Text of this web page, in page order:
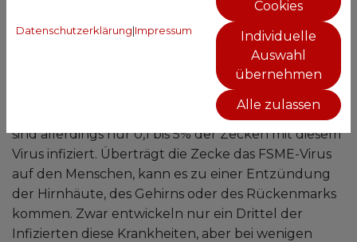
Informationen zu FSME
Eine der gefährlichen Krankheiten, die Zecken
übertragen können, ist die Frühsommer-
Meningoenzephalitis (FSME). Je nach Risikogebiet
sind allerdings nur 0,1 bis 5% der Zecken mit diesem
Virus infiziert. Überträgt die Zecke das FSME-Virus
auf den Menschen, kann es zu einer Entzündung
der Hirnhäute, des Gehirns oder des Rückenmarks
kommen. Zwar entwickeln nur ein Drittel der
Infizierten diese Krankheiten, aber bei wenigen
Datenschutzerklärung|Impressum
Cookies
Individuelle
Auswahl
übernehmen
Alle zulassen